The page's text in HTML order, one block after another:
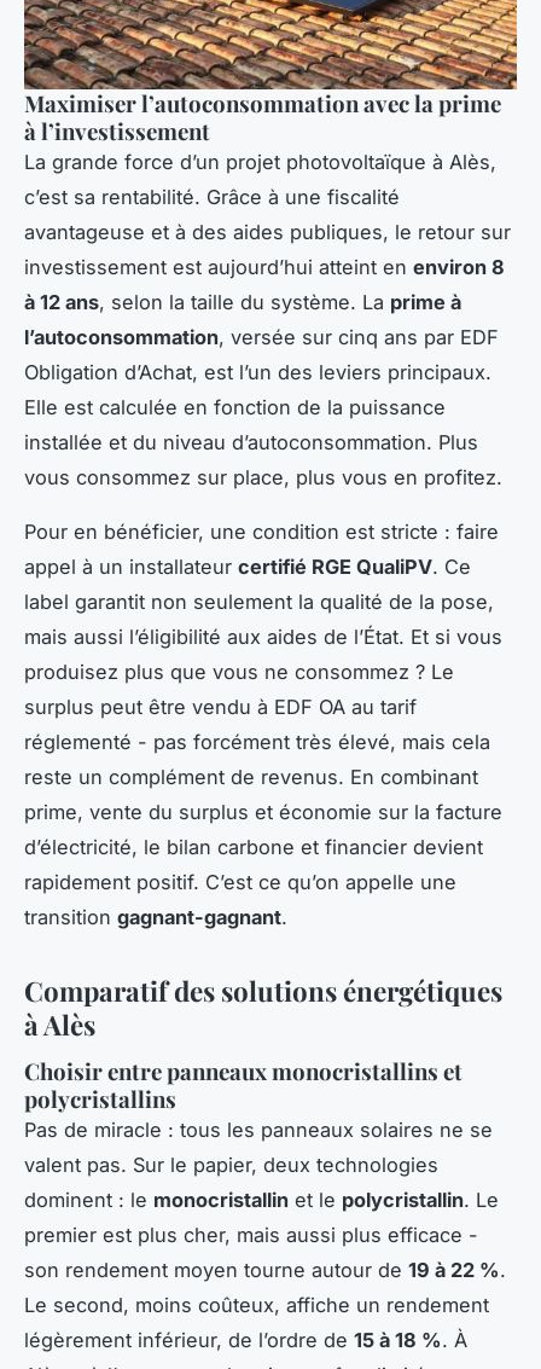
Maximiser l’autoconsommation avec la prime
à l’investissement
La grande force d’un projet photovoltaïque à Alès,
c’est sa rentabilité. Grâce à une fiscalité
avantageuse et à des aides publiques, le retour sur
investissement est aujourd’hui atteint en environ 8
à 12 ans, selon la taille du système. La prime à
l’autoconsommation, versée sur cinq ans par EDF
Obligation d’Achat, est l’un des leviers principaux.
Elle est calculée en fonction de la puissance
installée et du niveau d’autoconsommation. Plus
vous consommez sur place, plus vous en profitez.
Pour en bénéficier, une condition est stricte : faire
appel à un installateur certifié RGE QualiPV. Ce
label garantit non seulement la qualité de la pose,
mais aussi l’éligibilité aux aides de l’État. Et si vous
produisez plus que vous ne consommez ? Le
surplus peut être vendu à EDF OA au tarif
réglementé - pas forcément très élevé, mais cela
reste un complément de revenus. En combinant
prime, vente du surplus et économie sur la facture
d’électricité, le bilan carbone et financier devient
rapidement positif. C’est ce qu’on appelle une
transition gagnant-gagnant.
Comparatif des solutions énergétiques
à Alès
Choisir entre panneaux monocristallins et
polycristallins
Pas de miracle : tous les panneaux solaires ne se
valent pas. Sur le papier, deux technologies
dominent : le monocristallin et le polycristallin. Le
premier est plus cher, mais aussi plus efficace -
son rendement moyen tourne autour de 19 à 22 %.
Le second, moins coûteux, affiche un rendement
légèrement inférieur, de l’ordre de 15 à 18 %. À